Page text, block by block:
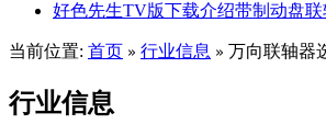
好色先生TV版下载介绍带制动盘联
当前位置: 首页 » 行业信息 » 万向联轴器
行业信息